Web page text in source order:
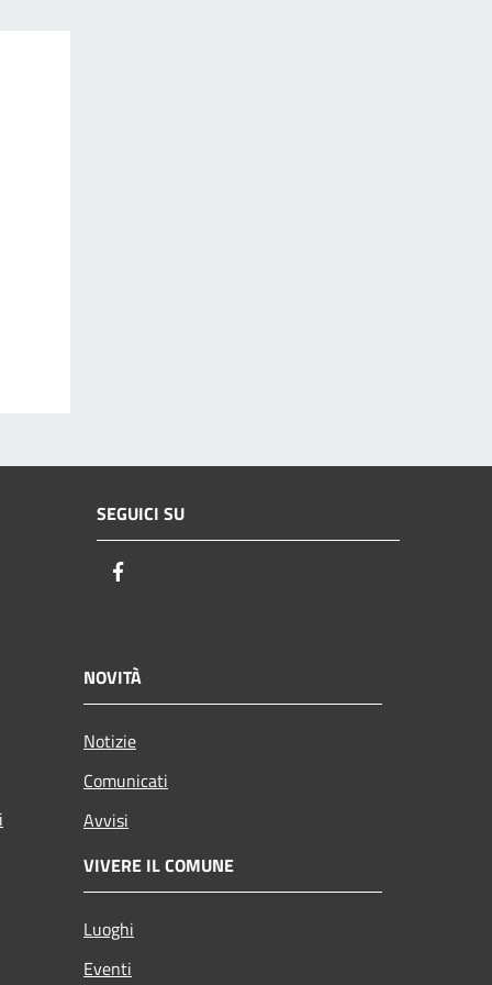
SEGUICI SU
NOVITÀ
Notizie
Comunicati
Avvisi
VIVERE IL COMUNE
Luoghi
Eventi